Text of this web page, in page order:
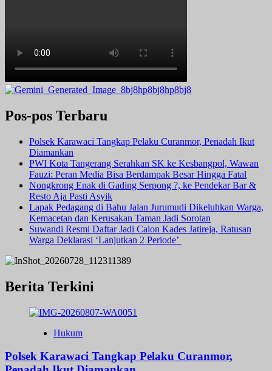
Pos-pos Terbaru
Polsek Karawaci Tangkap Pelaku Curanmor, Penadah Ikut
Diamankan
PWI Kota Tangerang Serahkan SK ke Kesbangpol, Wawan
Fauzi: Peran Media Bisa Berdampak Besar Hingga Fatal
Nongkrong Enak di Gading Serpong ?, ke Pendekar Bar &
Resto Aja Pasti Asyik
Lapak Pedagang di Bahu Jalan Jurumudi Dikeluhkan Warga,
Kemacetan dan Kerusakan Taman Jadi Sorotan
Suwandi Resmi Daftar Jadi Calon Kades Jatireja, Ratusan
Warga Deklarasi ‘Lanjutkan 2 Periode’
Berita Terkini
Hukum
Polsek Karawaci Tangkap Pelaku Curanmor,